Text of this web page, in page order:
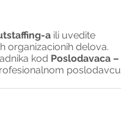
a ili uvedite
organizacionih delova.
kod Poslodavaca –
poslodavcu